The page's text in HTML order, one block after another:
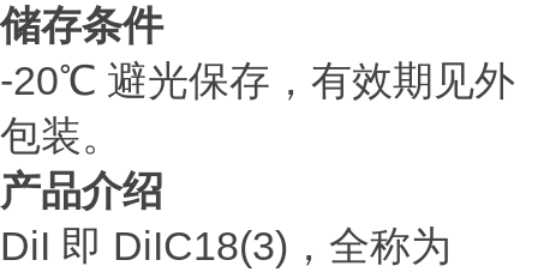
储存条件
-20℃ 避光保存，有效期见外
包装。
产品介绍
DiI 即 DiIC18(3)，全称为